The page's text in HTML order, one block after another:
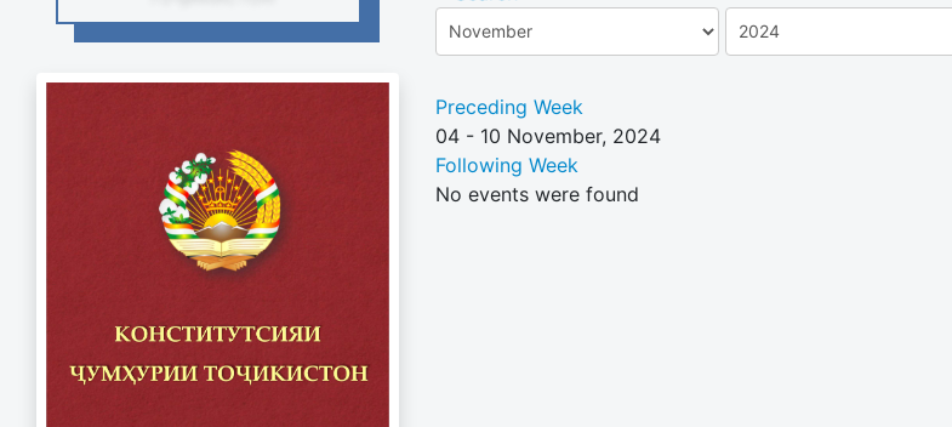
Preceding Week
04 - 10 November, 2024
Following Week
No events were found